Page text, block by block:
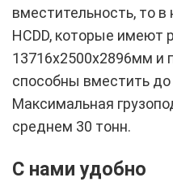
вместительность, то в
HCDD, которые имеют
13716х2500х2896мм и
способны вместить до
Максимальная
среднем 30 тонн.
С нами удобно